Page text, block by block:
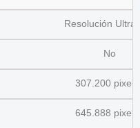
Resolución
No
307.200
645.888